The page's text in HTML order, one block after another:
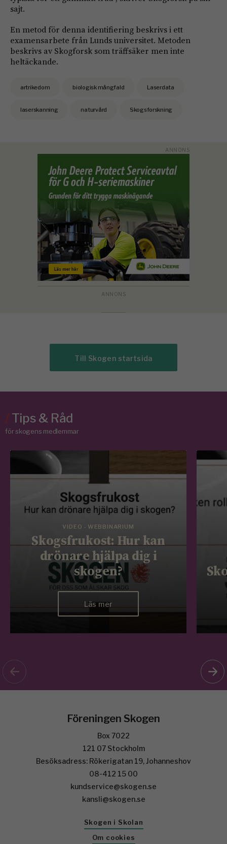
sajt.
En metod för denna identifiering beskrivs i ett
examensarbete från Lunds universitet. Metoden
beskrivs av Skogforsk som träffsäker men inte
heltäckande.
artrikedom biologisk mångfald Laserdata
laserskanning naturvård Skogsforskning
Till Skogen startsida
/Tips & Råd
för skogens medlemmar
VIDEO - WEBBINARIUM
Skogsfrukost: Hur kan
drönare hjälpa dig i
skogen?
Läs mer
Föreningen Skogen
Box 7022
121 07 Stockholm
Besöksadress: Rökerigatan 19, Johanneshov
08-412 15 00
kundservice@skogen.se
kansli@skogen.se
Skogen i Skolan
Om cookies